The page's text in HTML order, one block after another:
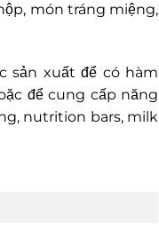
món tráng miệng,
sản xuất để có hàm
để cung cấp năng
nutrition bars, milk